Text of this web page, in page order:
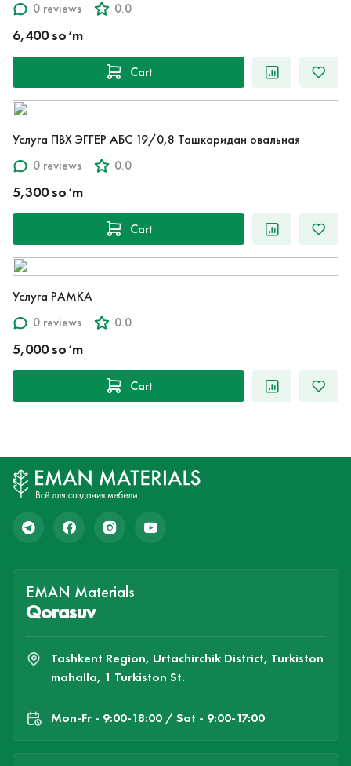
0 reviews
0.0
6,400 so‘m
Cart
Услуга ПВХ ЭГГЕР АБС 19/0,8 Ташкаридан овальная
0 reviews
0.0
5,300 so‘m
Cart
Услуга РАМКА
0 reviews
0.0
5,000 so‘m
Cart
EMAN Materials
Qorasuv
Tashkent Region, Urtachirchik District, Turkiston
mahalla, 1 Turkiston St.
Mon-Fr - 9:00-18:00 / Sat - 9:00-17:00